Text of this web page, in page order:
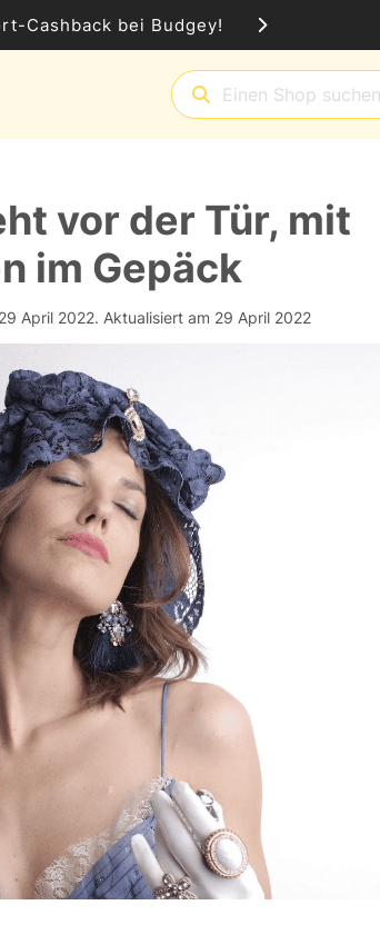
Cashback bei Budgey!
vor der Tür, mit
im Gepäck
April 2022. Aktualisiert am 29 April 2022